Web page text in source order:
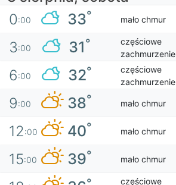
0:00 33° mało chmur
3:00 31°
częściowe
zachmurzenie
6:00 32°
częściowe
zachmurzenie
9:00 38° mało chmur
12:00 40° mało chmur
15:00 39° mało chmur
częściowe